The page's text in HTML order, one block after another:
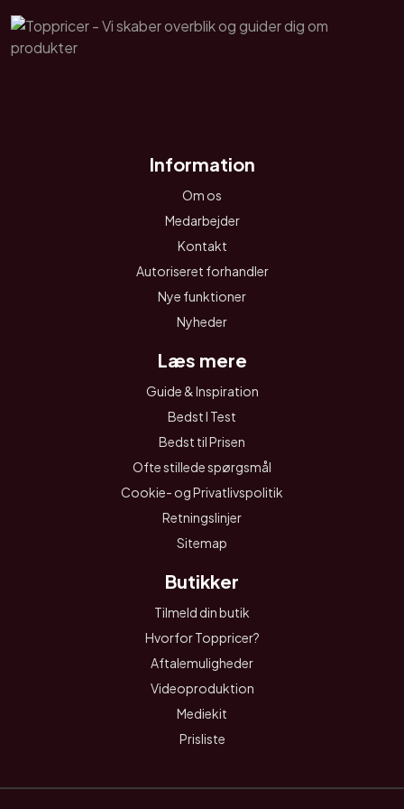
Information
Om os
Medarbejder
Kontakt
Autoriseret forhandler
Nye funktioner
Nyheder
Læs mere
Guide & Inspiration
Bedst I Test
Bedst til Prisen
Ofte stillede spørgsmål
Cookie- og Privatlivspolitik
Retningslinjer
Sitemap
Butikker
Tilmeld din butik
Hvorfor Toppricer?
Aftalemuligheder
Videoproduktion
Mediekit
Prisliste